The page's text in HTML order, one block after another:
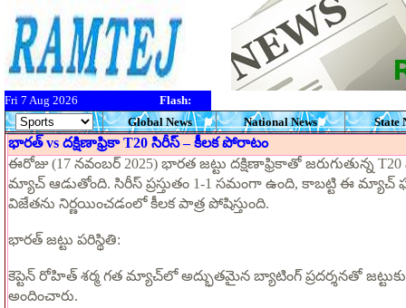
Fri 7 Aug 2026
Flash:
Global News
National News State
భారత్ vs దక్షిణాఫ్రికా T20 సిరీస్ – కీలక పోరాటం
ఈరోజు (17 నవంబర్ 2025) భారత జట్టు దక్షిణాఫ్రికాతో జరుగుతున్న
మ్యాచ్ ఆడుతోంది. సిరీస్ ప్రస్తుతం 1-1 సమంగా ఉంది, కాబట్టి ఈ మ్యాచ్
విజేతను నిర్ణయించడంలో కీలక పాత్ర పోషిస్తుంది.
భారత్ జట్టు పరిస్థితి:
కెప్టెన్ రోహిత్ శర్మ గత మ్యాచ్‌లో అద్భుతమైన బ్యాటింగ్ ప్రదర్శనతో
అందించారు.